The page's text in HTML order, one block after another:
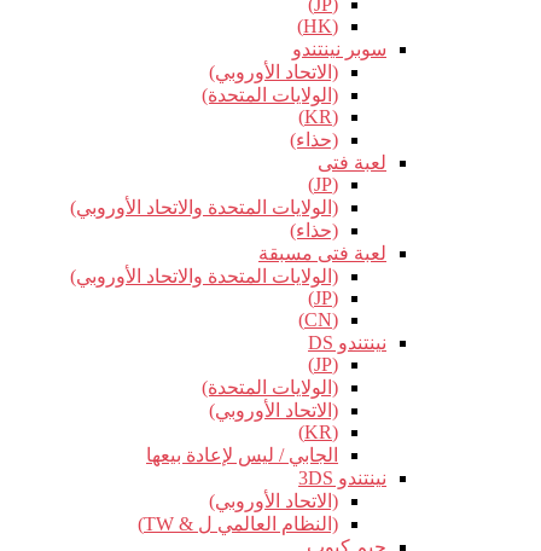
(JP)
(HK)
سوبر نينتندو
(الاتحاد الأوروبي)
(الولايات المتحدة)
(KR)
(حذاء)
لعبة فتى
(JP)
(الولايات المتحدة والاتحاد الأوروبي)
(حذاء)
لعبة فتى مسبقة
(الولايات المتحدة والاتحاد الأوروبي)
(JP)
(CN)
نينتندو DS
(JP)
(الولايات المتحدة)
(الاتحاد الأوروبي)
(KR)
الجابي / ليس لإعادة بيعها
نينتندو 3DS
(الاتحاد الأوروبي)
(النظام العالمي ل & TW)